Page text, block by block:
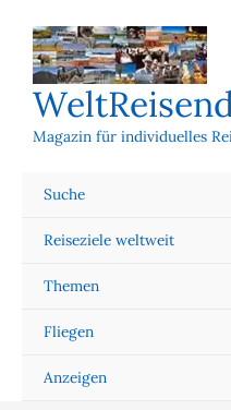
Inhalt
springen
Magazin für individuelles
Suche
Reiseziele weltweit
Themen
Fliegen
Anzeigen